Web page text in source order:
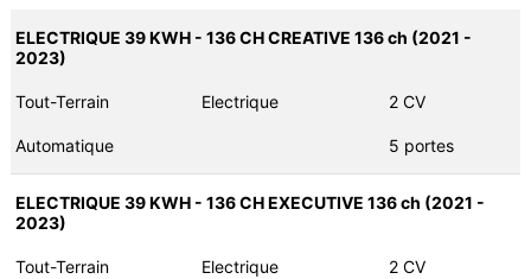
ELECTRIQUE 39 KWH - 136 CH CREATIVE 136 ch (2021 -
2023)
Tout-Terrain Electrique 2 CV
Automatique 5 portes
ELECTRIQUE 39 KWH - 136 CH EXECUTIVE 136 ch (2021 -
2023)
Tout-Terrain Electrique 2 CV